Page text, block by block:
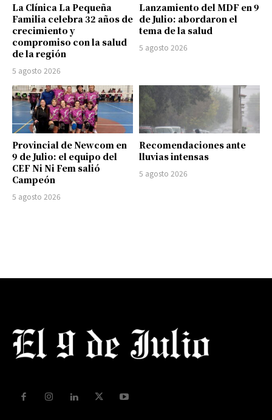
La Clínica La Pequeña
Familia celebra 32 años de
crecimiento y
compromiso con la salud
de la región
5 agosto 2026
Lanzamiento del MDF en 9
de Julio: abordaron el
tema de la salud
5 agosto 2026
Provincial de Newcom en
9 de Julio: el equipo del
CEF Ni Ni Fem salió
Campeón
5 agosto 2026
Recomendaciones ante
lluvias intensas
5 agosto 2026